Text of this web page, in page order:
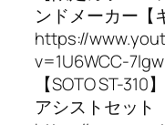
ンドメーカー【
https://
v=1U6WCC-7lgw
【SOTO ST-
アシストセット